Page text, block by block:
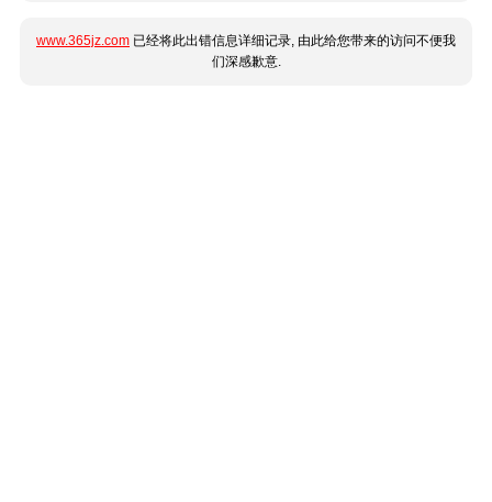
www.365jz.com 已经将此出错信息详细记录, 由此给您带来的访问不便我
们深感歉意.